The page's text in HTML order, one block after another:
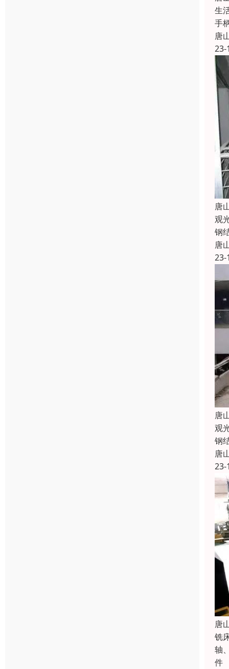
生
手
唐
23-
唐
观
钢
唐
23-
唐
观
钢
唐
23-
唐
铣
轴
件